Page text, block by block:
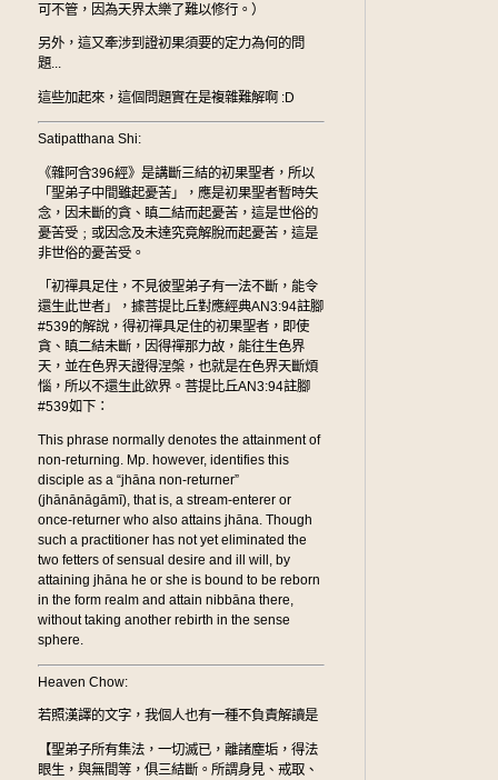
可不管，因為天界太樂了難以修行。）
另外，這又牽涉到證初果須要的定力為何的問
題...
這些加起來，這個問題實在是複雜難解啊 :D
Satipatthana Shi:
《雜阿含396經》是講斷三結的初果聖者，所以
「聖弟子中間雖起憂苦」，應是初果聖者暫時失
念，因未斷的貪、瞋二結而起憂苦，這是世俗的
憂苦受﹔或因念及未達究竟解脫而起憂苦，這是
非世俗的憂苦受。
「初禪具足住，不見彼聖弟子有一法不斷，能令
還生此世者」，據菩提比丘對應經典AN3:94註腳
#539的解說，得初禪具足住的初果聖者，即使
貪、瞋二結未斷，因得禪那力故，能往生色界
天，並在色界天證得涅槃，也就是在色界天斷煩
惱，所以不還生此欲界。菩提比丘AN3:94註腳
#539如下：
This phrase normally denotes the attainment of
non-returning. Mp. however, identifies this
disciple as a “jhāna non-returner”
(jhānānāgāmī), that is, a stream-enterer or
once-returner who also attains jhāna. Though
such a practitioner has not yet eliminated the
two fetters of sensual desire and ill will, by
attaining jhāna he or she is bound to be reborn
in the form realm and attain nibbāna there,
without taking another rebirth in the sense
sphere.
Heaven Chow:
若照漢譯的文字，我個人也有一種不負責解讀是
【聖弟子所有集法，一切滅已，離諸塵垢，得法
眼生，與無間等，俱三結斷。所謂身見、戒取、